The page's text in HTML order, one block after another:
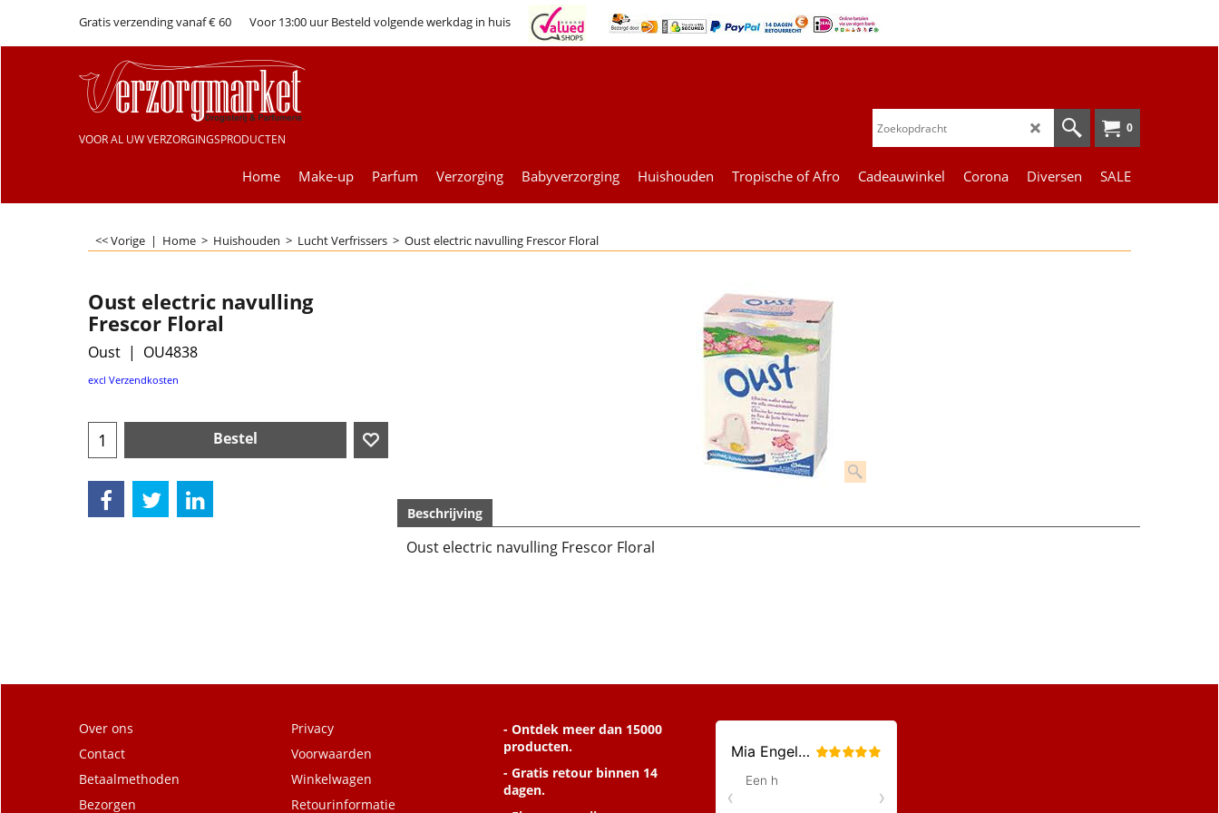
Gratis verzending vanaf € 60 Voor 13:00 uur Besteld volgende werkdag in huis
VOOR AL UW VERZORGINGSPRODUCTEN
0
Home Make-up Parfum Verzorging Babyverzorging Huishouden Tropische of Afro Cadeauwinkel Corona Diversen SALE
<< Vorige | Home > Huishouden > Lucht Verfrissers > Oust electric navulling Frescor Floral
Oust electric navulling
Frescor Floral
Oust OU4838
€3.50
Bestel
Beschrijving
Oust electric navulling Frescor Floral
Over ons
Contact
Betaalmethoden
Bezorgen
Privacy
Voorwaarden
Winkelwagen
Retourinformatie
- Ontdek meer dan 15000
producten.
- Gratis retour binnen 14
dagen.